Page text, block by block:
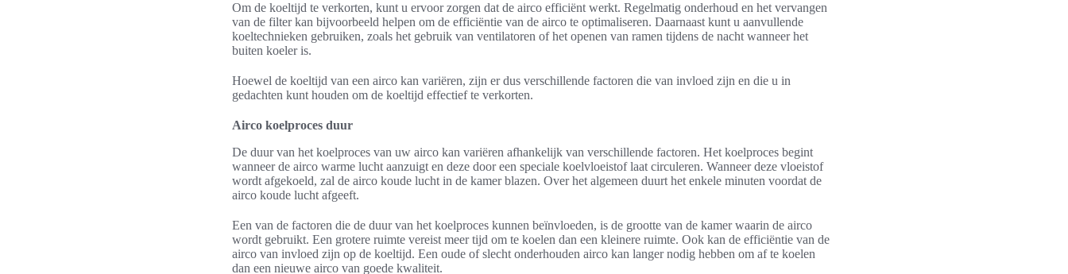
Om de koeltijd te verkorten, kunt u ervoor zorgen dat de airco efficiënt werkt. Regelmatig onderhoud en het vervangen
van de filter kan bijvoorbeeld helpen om de efficiëntie van de airco te optimaliseren. Daarnaast kunt u aanvullende
koeltechnieken gebruiken, zoals het gebruik van ventilatoren of het openen van ramen tijdens de nacht wanneer het
buiten koeler is.
Hoewel de koeltijd van een airco kan variëren, zijn er dus verschillende factoren die van invloed zijn en die u in
gedachten kunt houden om de koeltijd effectief te verkorten.
Airco koelproces duur
De duur van het koelproces van uw airco kan variëren afhankelijk van verschillende factoren. Het koelproces begint
wanneer de airco warme lucht aanzuigt en deze door een speciale koelvloeistof laat circuleren. Wanneer deze vloeistof
wordt afgekoeld, zal de airco koude lucht in de kamer blazen. Over het algemeen duurt het enkele minuten voordat de
airco koude lucht afgeeft.
Een van de factoren die de duur van het koelproces kunnen beïnvloeden, is de grootte van de kamer waarin de airco
wordt gebruikt. Een grotere ruimte vereist meer tijd om te koelen dan een kleinere ruimte. Ook kan de efficiëntie van de
airco van invloed zijn op de koeltijd. Een oude of slecht onderhouden airco kan langer nodig hebben om af te koelen
dan een nieuwe airco van goede kwaliteit.